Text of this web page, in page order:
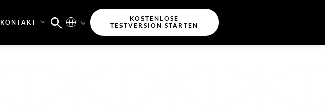
KONTAKT
KOSTENLOSE
TESTVERSION STARTEN